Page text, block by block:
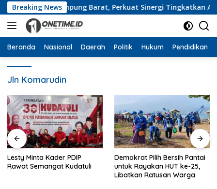
Langsung
ke
konten
Breaking News
Pemkab Lampung Barat, Perkuat Sinergi Tingkatkan Akses
Beranda Nasional Daerah Politik Hukum Pendidikan
Jln Komarudin
Lesty Minta Kader PDIP
Rawat Semangat Kudatuli
Demokrat Pilih Bersih Pantai
untuk Rayakan HUT ke-25,
Libatkan Ratusan Warga